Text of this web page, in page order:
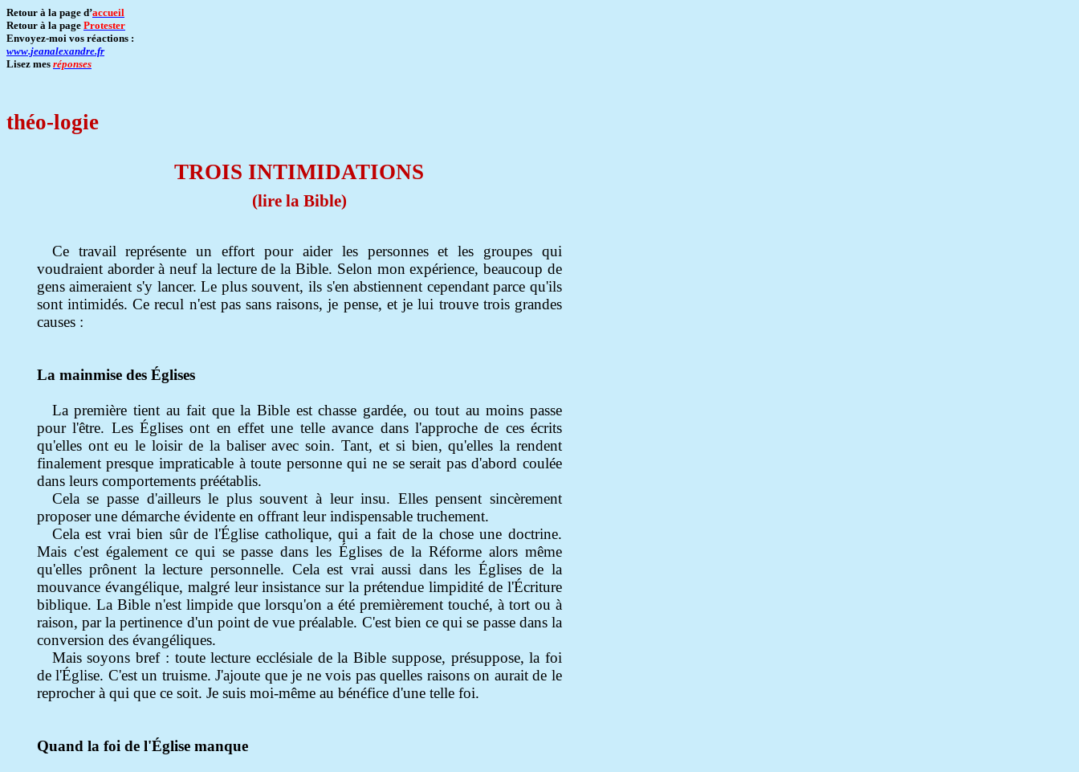
Retour à la page d’accueil
Retour à la page Protester
Envoyez-moi vos réactions :
www.jeanalexandre.fr
Lisez mes réponses
théo-logie
TROIS INTIMIDATIONS
(lire la Bible)
Ce travail représente un effort pour aider les personnes et les groupes qui
voudraient aborder à neuf la lecture de la Bible. Selon mon expérience, beaucoup de
gens aimeraient s'y lancer. Le plus souvent, ils s'en abstiennent cependant parce qu'ils
sont intimidés. Ce recul n'est pas sans raisons, je pense, et je lui trouve trois grandes
causes :
La mainmise des Églises
La première tient au fait que la Bible est chasse gardée, ou tout au moins passe
pour l'être. Les Églises ont en effet une telle avance dans l'approche de ces écrits
qu'elles ont eu le loisir de la baliser avec soin. Tant, et si bien, qu'elles la rendent
finalement presque impraticable à toute personne qui ne se serait pas d'abord coulée
dans leurs comportements préétablis.
Cela se passe d'ailleurs le plus souvent à leur insu. Elles pensent sincèrement
proposer une démarche évidente en offrant leur indispensable truchement.
Cela est vrai bien sûr de l'Église catholique, qui a fait de la chose une doctrine.
Mais c'est également ce qui se passe dans les Églises de la Réforme alors même
qu'elles prônent la lecture personnelle. Cela est vrai aussi dans les Églises de la
mouvance évangélique, malgré leur insistance sur la prétendue limpidité de l'Écriture
biblique. La Bible n'est limpide que lorsqu'on a été premièrement touché, à tort ou à
raison, par la pertinence d'un point de vue préalable. C'est bien ce qui se passe dans la
conversion des évangéliques.
Mais soyons bref : toute lecture ecclésiale de la Bible suppose, présuppose, la foi
de l'Église. C'est un truisme. J'ajoute que je ne vois pas quelles raisons on aurait de le
reprocher à qui que ce soit. Je suis moi-même au bénéfice d'une telle foi.
Quand la foi de l'Église manque